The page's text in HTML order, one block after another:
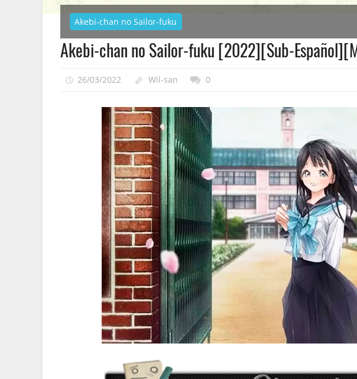
Akebi-chan no Sailor-fuku
Akebi-chan no Sailor-fuku [2022][Sub-
26/03/2022 Wil-san 0